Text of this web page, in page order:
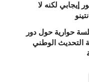
إيجابي لكنه لا
حوارية حول دور
التحديث الوطني